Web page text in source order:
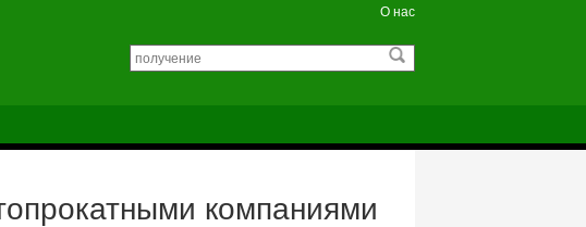
О нас
компаниями